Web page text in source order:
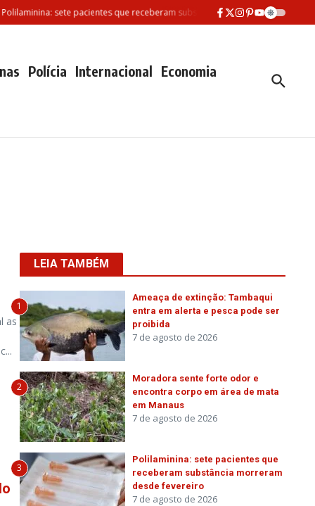
sete pacientes que receberam substância morreram desde fevereiro
Polícia Internacional Economia
as
LEIA TAMBÉM
1
Ameaça de extinção: Tambaqui
entra em alerta e pesca pode ser
proibida
7 de agosto de 2026
2
Moradora sente forte odor e
encontra corpo em área de mata
em Manaus
7 de agosto de 2026
3
Polilaminina: sete pacientes que
receberam substância morreram
desde fevereiro
7 de agosto de 2026